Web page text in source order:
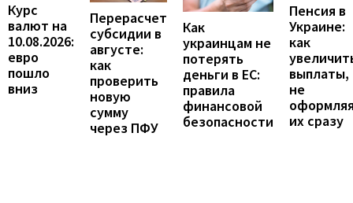
Курс
валют на
10.08.2026:
евро
пошло
вниз
Перерасчет
субсидии в
августе:
как
проверить
новую
сумму
через ПФУ
Как
украинцам не
потерять
деньги в ЕС:
правила
финансовой
безопасности
Пенсия в
Украине:
как
выплаты,
не
их сразу